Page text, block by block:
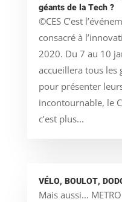
géants de la Tech ?
©CES C’est
consacré à
2020. Du 7 au 10
accueillera tous les
pour présenter
incontournable, le
c’est plus...
VÉLO, BOULOT,
Mais aussi…